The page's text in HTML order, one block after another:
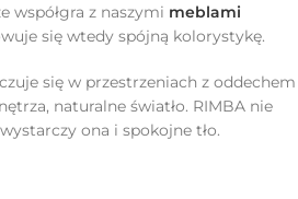
współgra z naszymi meblami
się wtedy spójną kolorystykę.
się w przestrzeniach z oddechem
naturalne światło. RIMBA nie
ona i spokojne tło.